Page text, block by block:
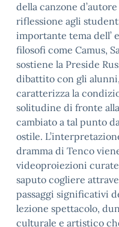
della canzone
riflessione agli
importante tema dell’
filosofi come Camus,
sostiene la Preside
dibattito con gli
caratterizza la
solitudine di fronte
cambiato a tal punto
ostile.
dramma di Tenco
videoproiezioni
saputo cogliere
passaggi significativi
lezione spettacolo,
culturale e artistico